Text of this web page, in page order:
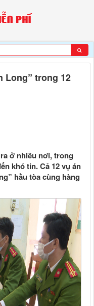
Long” trong 12
ở nhiều nơi, trong
khó tin. Cả 12 vụ án
hầu tòa cùng hàng